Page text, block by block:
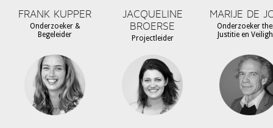
FRANK KUPPER
Onderzoeker &
Begeleider
JACQUELINE
BROERSE
Projectleider
MARIJE DE
Onderzoeker
Justitie en